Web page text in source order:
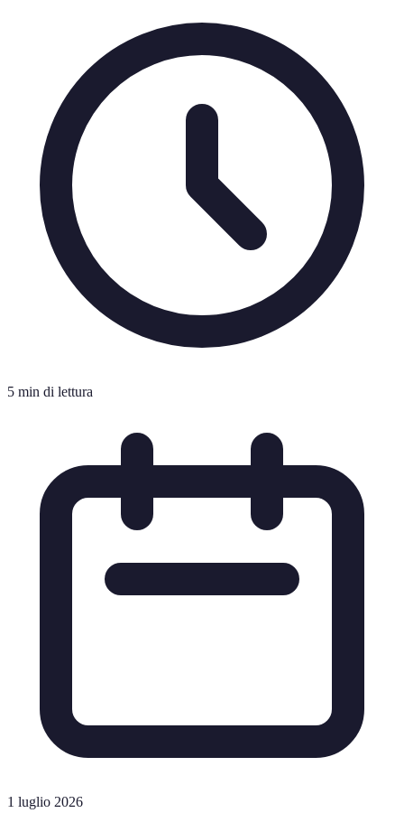
5 min di lettura
1 luglio 2026